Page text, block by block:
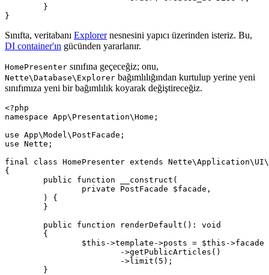
Sınıfta, veritabanı Explorernesnesini yapıcı üzerinden isteriz. Bu,
DI container'ın gücünden yararlanır.
HomePresenter sınıfına geçeceğiz; onu,
Nette\Database\Explorer bağımlılığından kurtulup yerine yeni
sınıfımıza yeni bir bağımlılık koyarak değiştireceğiz.
<?php
namespace App\Presentation\Home;
use App\Model\PostFacade;
use Nette;
final class HomePresenter extends
{